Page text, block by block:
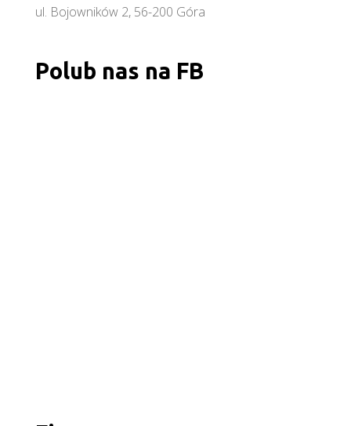
ul. Bojowników 2, 56-200 Góra
Polub nas na FB